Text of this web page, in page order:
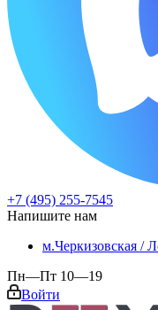
+7 (495) 255-7545
Напишите нам
м.Черкизовская /
Пн—Пт 10—19
Войти